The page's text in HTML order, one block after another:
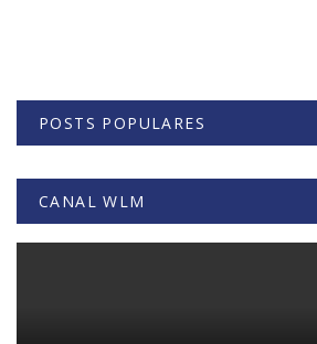
POSTS POPULARES
CANAL WLM